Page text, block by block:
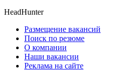
HeadHunter
Размещение вакансий
Поиск по резюме
О компании
Наши вакансии
Реклама на сайте